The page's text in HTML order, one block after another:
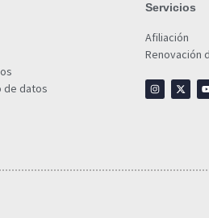
de datos
Servicios
Afiliación
Renovación